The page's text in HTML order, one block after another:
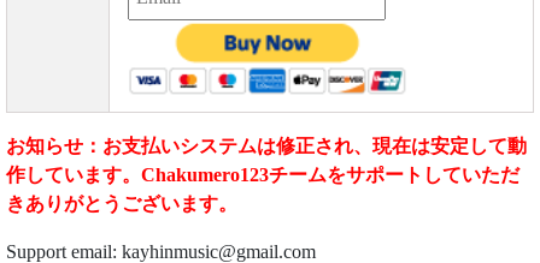
お知らせ：お支払いシステムは修正され、現在は安定して動
作しています。Chakumero123チームをサポートしていただ
きありがとうございます。
Support email: kayhinmusic@gmail.com